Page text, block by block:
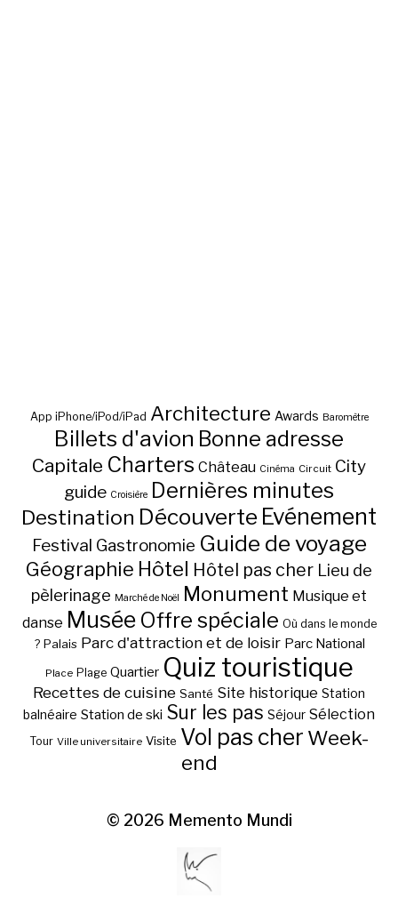
App iPhone/iPod/iPad Architecture Awards Baromètre
Billets d'avion Bonne adresse
Capitale Charters Château Cinéma Circuit City
guide Croisière Dernières minutes
Destination Découverte Evénement
Festival Gastronomie Guide de voyage
Géographie Hôtel Hôtel pas cher Lieu de
pèlerinage Marché de Noël Monument Musique et
danse Musée Offre spéciale Où dans le monde
? Palais Parc d'attraction et de loisir Parc National
Place Plage Quartier Quiz touristique
Recettes de cuisine Santé Site historique Station
balnéaire Station de ski Sur les pas Séjour Sélection
Tour Ville universitaire Visite Vol pas cher Week-
end
© 2026 Memento Mundi